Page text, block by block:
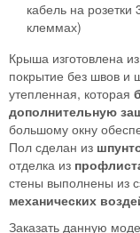
кабель на
клеммах)
Крыша изготовлена из
покрытие без швов и
утепленная, которая
дополнительную
большому окну
Пол сделан из
отделка из
стены выполнены из
механических
Заказать данную